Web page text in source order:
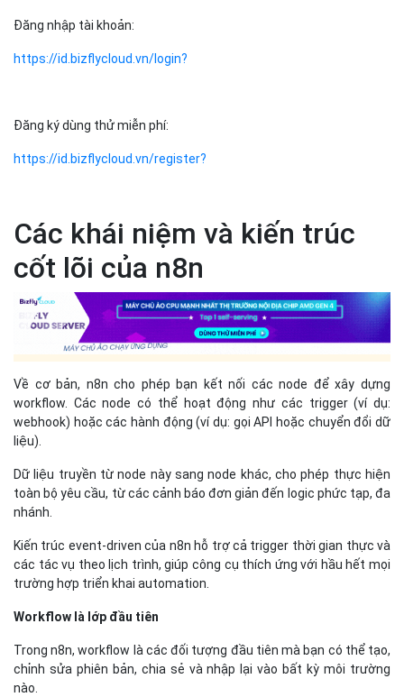
Đăng nhập tài khoản:
https://id.bizflycloud.vn/login?
Đăng ký dùng thử miễn phí:
https://id.bizflycloud.vn/register?
Các khái niệm và kiến trúc
cốt lõi của n8n
Về cơ bản, n8n cho phép bạn kết nối các node để xây dựng
workflow. Các node có thể hoạt động như các trigger (ví dụ:
webhook) hoặc các hành động (ví dụ: gọi API hoặc chuyển đổi dữ
liệu).
Dữ liệu truyền từ node này sang node khác, cho phép thực hiện
toàn bộ yêu cầu, từ các cảnh báo đơn giản đến logic phức tạp, đa
nhánh.
Kiến trúc event-driven của n8n hỗ trợ cả trigger thời gian thực và
các tác vụ theo lịch trình, giúp công cụ thích ứng với hầu hết mọi
trường hợp triển khai automation.
Workflow là lớp đầu tiên
Trong n8n, workflow là các đối tượng đầu tiên mà bạn có thể tạo,
chỉnh sửa phiên bản, chia sẻ và nhập lại vào bất kỳ môi trường
nào.